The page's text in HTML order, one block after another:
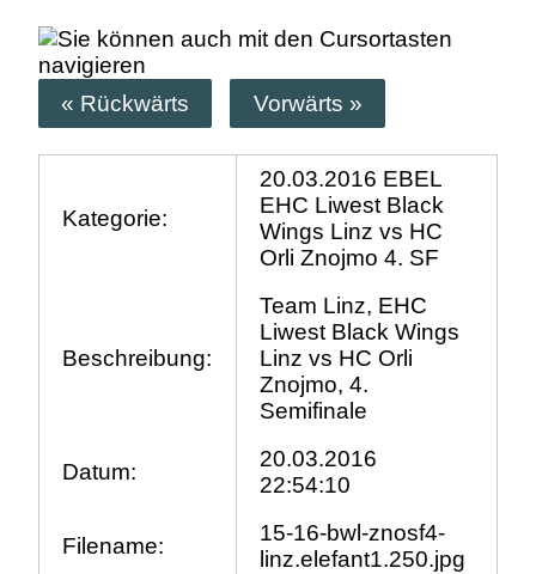
« Rückwärts Vorwärts »
Kategorie:
20.03.2016 EBEL
EHC Liwest Black
Wings Linz vs HC
Orli Znojmo 4. SF
Beschreibung:
Team Linz, EHC
Liwest Black Wings
Linz vs HC Orli
Znojmo, 4.
Semifinale
Datum:
20.03.2016
22:54:10
Filename:
15-16-bwl-znosf4-
linz.elefant1.250.jpg